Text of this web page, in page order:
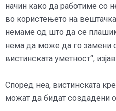
начин како да работиме со
во користењето на
немаме од што да се
нема да може да го замени
вистинската уметност“,
Според неа, вистинската
можат да бидат создадени